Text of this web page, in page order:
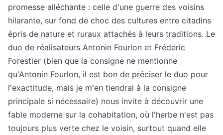
promesse alléchante : celle d'une guerre des voisins
hilarante, sur fond de choc des cultures entre citadins
épris de nature et ruraux attachés à leurs traditions. Le
duo de réalisateurs Antonin Fourlon et Frédéric
Forestier (bien que la consigne ne mentionne
qu'Antonin Fourlon, il est bon de préciser le duo pour
l'exactitude, mais je m'en tiendrai à la consigne
principale si nécessaire) nous invite à découvrir une
fable moderne sur la cohabitation, où l'herbe n'est pas
toujours plus verte chez le voisin, surtout quand elle